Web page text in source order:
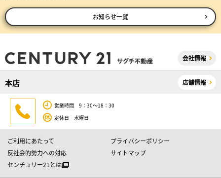
お知らせ一覧
会社情報
本店 店舗情報
営業時間 9：30～18：30
定休日 水曜日
ご利用にあたって
プライバシーポリシー
反社会的勢力への対応
サイトマップ
センチュリー21とは